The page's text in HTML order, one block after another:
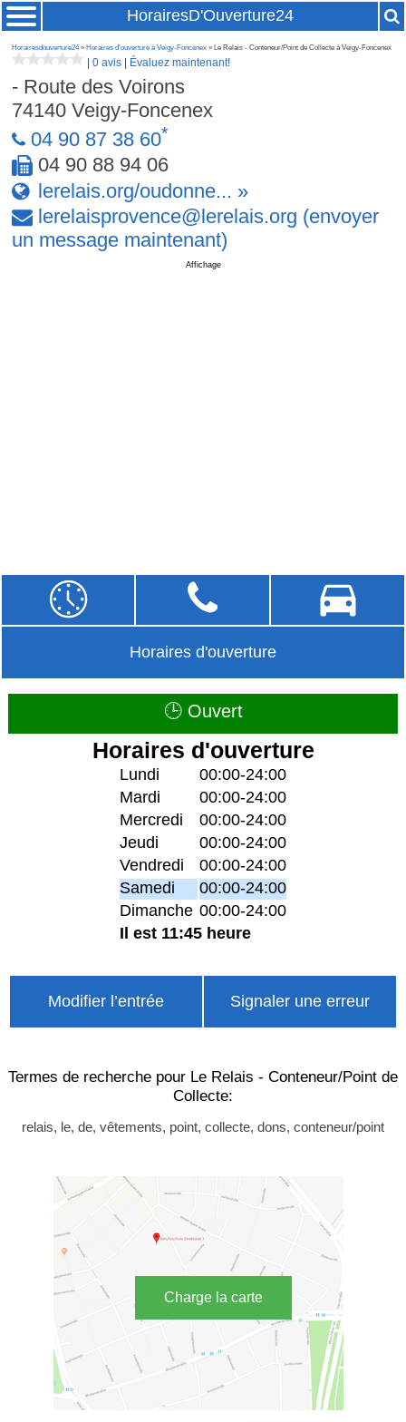
HorairesD'Ouverture24
Horairesdouverture24» Horaires d'ouverture à Veigy-Foncenex » Le Relais - Conteneur/Point de Collecte à Veigy-Foncenex
|0 avis Évaluez maintenant!
- Route des Voirons
74140Veigy-Foncenex
04 90 87 38 60*
04 90 88 94 06
lerelais.org/oudonne... »
lerelaisprovence@lerelais.org (envoyer
un message maintenant)
Affichage
Horaires d'ouverture
🕒 Ouvert
Horaires d'ouverture
Lundi
00:00-24:00
Mardi
00:00-24:00
Mercredi
00:00-24:00
Jeudi
00:00-24:00
Vendredi
00:00-24:00
Samedi
00:00-24:00
Dimanche 00:00-24:00
Il est 11:45 heure
Modifier l’entrée Signaler une erreur
Termes de recherche pour Le Relais - Conteneur/Point de
Collecte:
relais, le, de, vêtements, point, collecte, dons, conteneur/point
Charge la carte